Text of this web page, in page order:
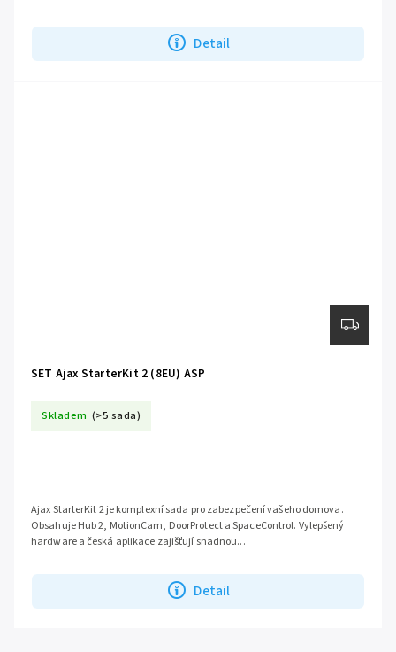
Detail
SET Ajax StarterKit 2 (8EU) ASP
Skladem (>5 sada)
Detail
Ajax StarterKit 2 je komplexní sada pro zabezpečení vašeho domova.
Obsahuje Hub 2, MotionCam, DoorProtect a SpaceControl. Vylepšený
hardware a česká aplikace zajišťují snadnou...